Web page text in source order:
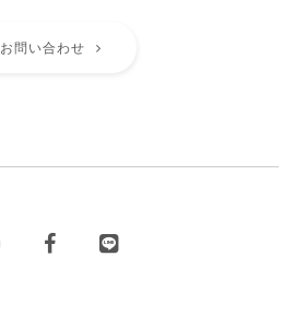
お問い合わせ